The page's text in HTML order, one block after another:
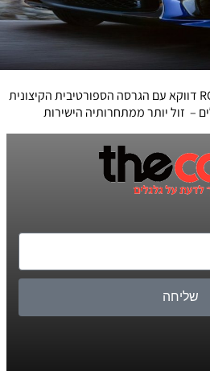
לקסוס מתחילה בשיווק דגם RC דווקא עם הגרסה הספורטיבית הקיצונית
שליחה